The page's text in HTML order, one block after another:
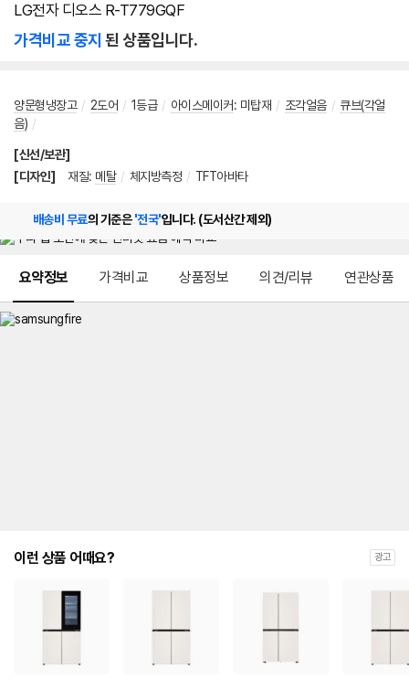
LG전자 디오스 R-T779GQF
가격비교 중지 된 상품입니다.
양문형냉장고 / 2도어 / 1등급 / 아이스메이커: 미탑재 / 조각얼음 / 큐브(각얼
음) /
[신선/보관]
[디자인]
재질: 메탈 / 체지방측정 / TFT아바타
배송비 무료의 기준은'전국'입니다. (도서산간 제외)
요약정보 가격비교 상품정보 의견/리뷰 연관상품
이런 상품 어때요? 광고